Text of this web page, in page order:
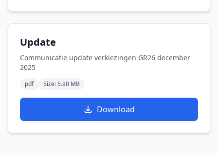
Update
Communicatie update verkiezingen GR26 december
2025
pdf Size: 5.90 MB
Download